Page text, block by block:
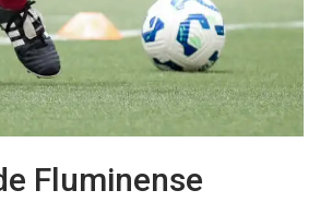
Fluminense